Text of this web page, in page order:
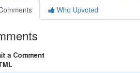
Who Upvoted
a Comment